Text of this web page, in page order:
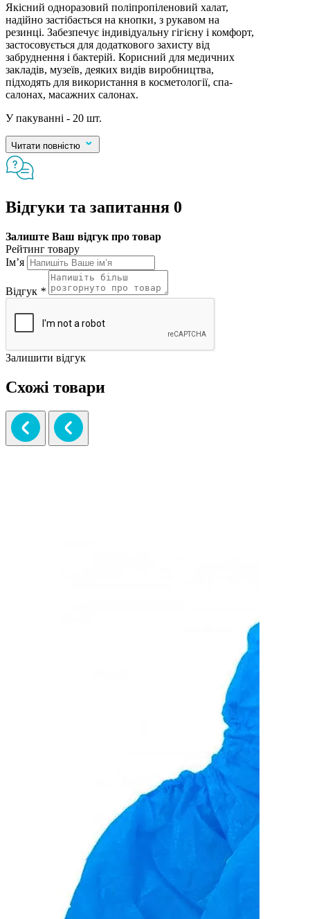
Якісний одноразовий поліпропіленовий халат,
надійно застібається на кнопки, з рукавом на
резинці. Забезпечує індивідуальну гігієну і комфорт,
застосовується для додаткового захисту від
забруднення і бактерій. Корисний для медичних
закладів, музеїв, деяких видів виробництва,
підходять для використання в косметології, спа-
салонах, масажних салонах.
У пакуванні - 20 шт.
Читати повністю
Відгуки та запитання 0
Залиште Ваш відгук про товар
Рейтинг товару
Ім’я
Відгук *
Залишити відгук
Схожі товари